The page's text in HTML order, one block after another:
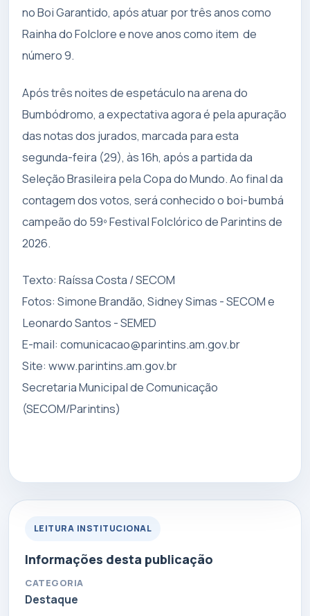
no Boi Garantido, após atuar por três anos como
Rainha do Folclore e nove anos como item de
número 9.
Após três noites de espetáculo na arena do
Bumbódromo, a expectativa agora é pela apuração
das notas dos jurados, marcada para esta
segunda-feira (29), às 16h, após a partida da
Seleção Brasileira pela Copa do Mundo. Ao final da
contagem dos votos, será conhecido o boi-bumbá
campeão do 59º Festival Folclórico de Parintins de
2026.
Texto: Raíssa Costa / SECOM
Fotos: Simone Brandão, Sidney Simas - SECOM e
Leonardo Santos - SEMED
E-mail:comunicacao@parintins.am.gov.br
Site: www.parintins.am.gov.br
Secretaria Municipal de Comunicação
(SECOM/Parintins)
LEITURA INSTITUCIONAL
Informações desta publicação
CATEGORIA
Destaque